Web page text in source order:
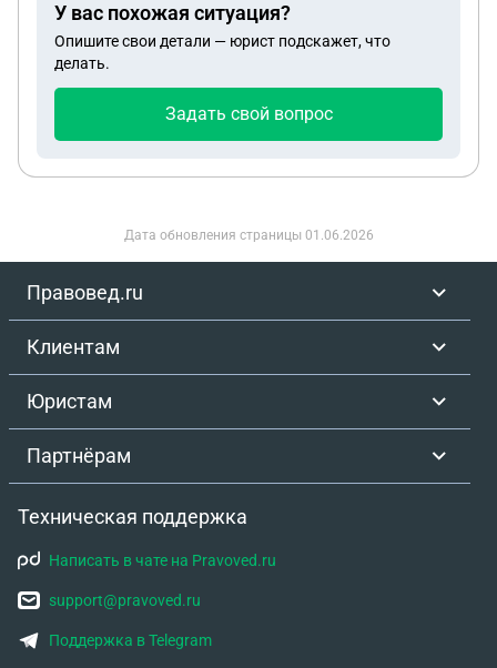
профессионального кресла в аренду, для
маникюриста сдача машинки для манюкира, для
мастера наращивания ресниц - кушетку. И доход
Кассовогр терминала не будет. Можно ли так
У вас похожая ситуация?
Опишите свои детали — юрист подскажет, что
делать.
Задать свой вопрос
Дата обновления страницы 01.06.2026
Правовед.ru
Клиентам
Юристам
Партнёрам
Техническая поддержка
Написать в чате на Pravoved.ru
support@pravoved.ru
Поддержка в Telegram